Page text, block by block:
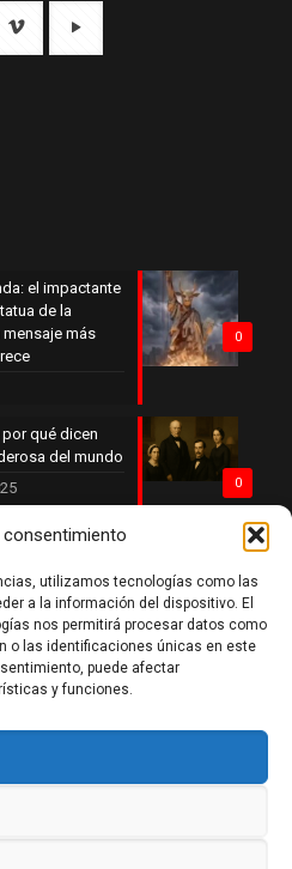
utilizamos tecnologías como las
a la información del dispositivo. El
nos permitirá procesar datos como
o las identificaciones únicas en este
puede afectar
y funciones.
0
el impactante
de la
más
0
qué dicen
del mundo